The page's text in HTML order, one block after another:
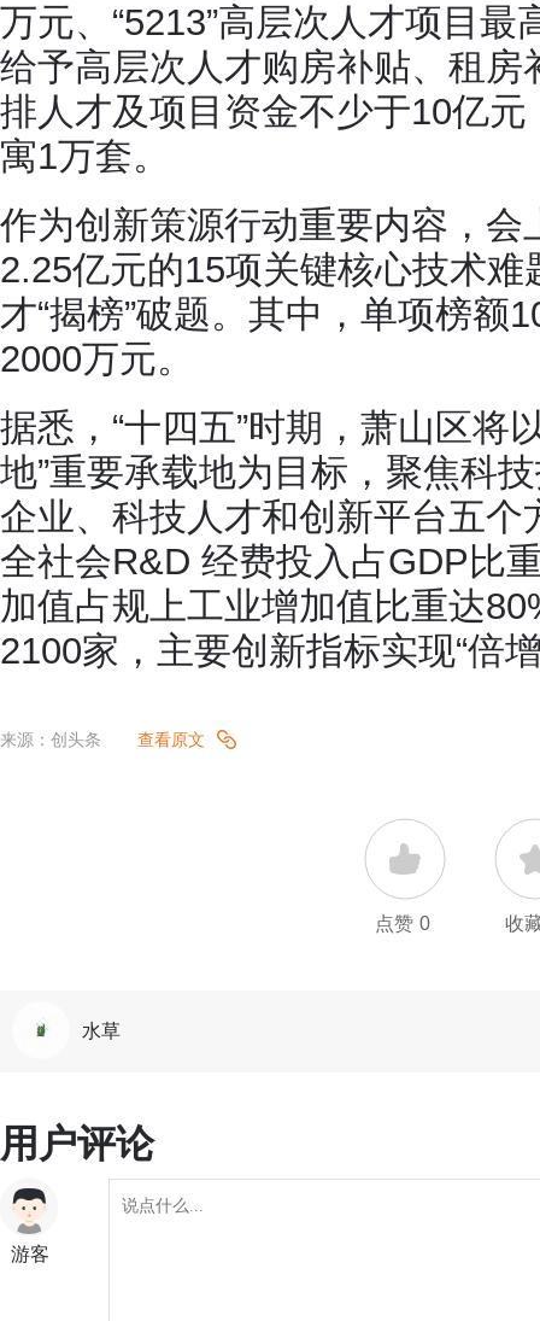
万元、“5213”高层次人才项目
给予高层次人才购房补贴、租
排人才及项目资金不少于10亿
寓1万套。
作为创新策源行动重要内容，
2.25亿元的15项关键核心技术
才“揭榜”破题。其中，单项榜额
2000万元。
据悉，“十四五”时期，萧山区将
地”重要承载地为目标，聚焦科
企业、科技人才和创新平台五个
全社会R&D 经费投入占GDP比
加值占规上工业增加值比重达
2100家，主要创新指标实现“倍增
来源：创头条 查看原文
点赞 0 收
水草
用户评论
游客